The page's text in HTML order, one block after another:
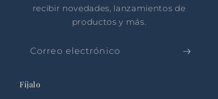
recibir novedades, lanzamientos de
productos y más.
Correo electrónico
Fíjalo